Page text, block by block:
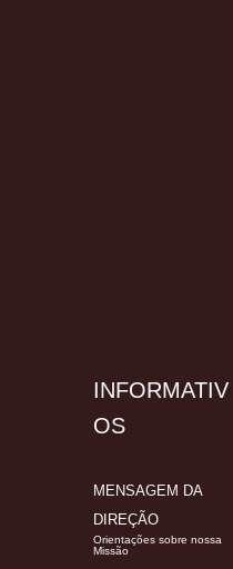
INFORMATIV
OS
MENSAGEM DA
DIREÇÃO
Orientações sobre nossa
Missão